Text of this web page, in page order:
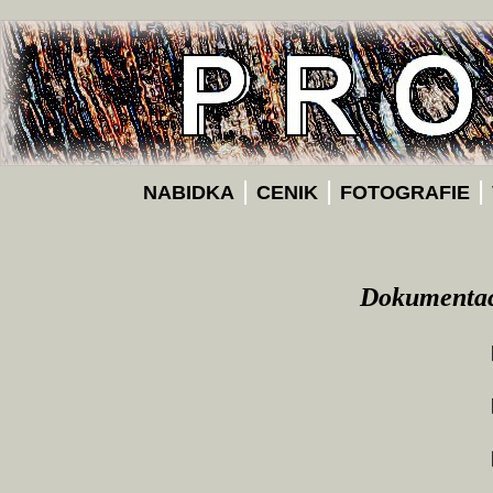
NABIDKA | CENIK | FOTOGRAFIE |